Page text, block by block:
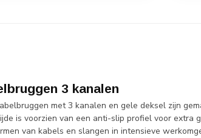
3 kanalen
met 3 kanalen en gele deksel zijn
is voorzien van een anti-slip profiel voor extra
van kabels en slangen in intensieve